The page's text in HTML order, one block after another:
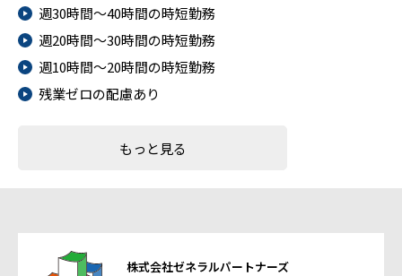
週30時間～40時間の時短勤務
週20時間～30時間の時短勤務
週10時間～20時間の時短勤務
残業ゼロの配慮あり
もっと見る
株式会社ゼネラルパートナーズ